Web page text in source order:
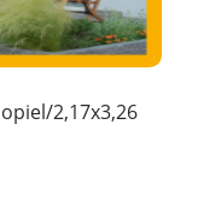
2,17x3,26